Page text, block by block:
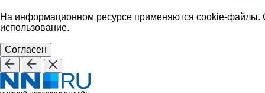
На информационном ресурсе применяются cookie-файлы.
использование.
Согласен